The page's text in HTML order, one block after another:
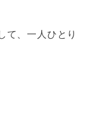
て、一人ひとり